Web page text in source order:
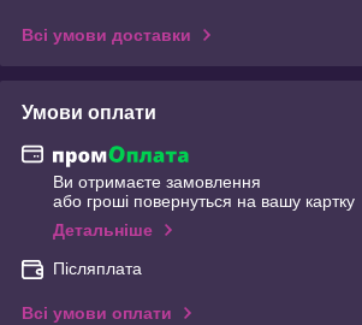
Всі умови доставки
Умови оплати
Ви отримаєте замовлення
або гроші повернуться на вашу картку
Детальніше
Післяплата
Всі умови оплати